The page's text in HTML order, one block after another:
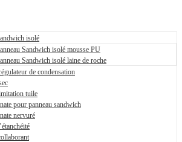
isolé
Sandwich isolé mousse PU
Sandwich isolé laine de roche
de condensation
tuile
pour panneau sandwich
nervuré